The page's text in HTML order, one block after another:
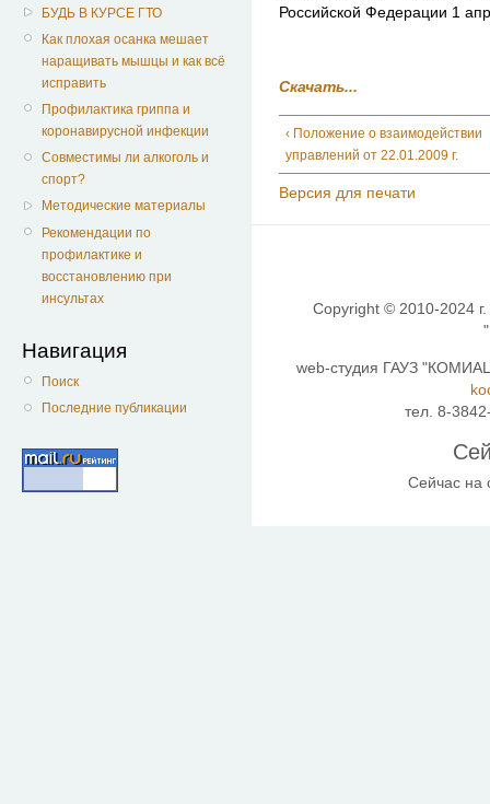
БУДЬ В КУРСЕ ГТО
Как плохая осанка мешает
наращивать мышцы и как всё
исправить
Профилактика гриппа и
коронавирусной инфекции
Совместимы ли алкоголь и
спорт?
Методические материалы
Рекомендации по
профилактике и
восстановлению при
инсультах
Навигация
Поиск
Последние публикации
Российской Федерации 1
Скачать...
‹ Положение о взаимодействии
управлений от 22.01.2009 г.
Версия для печати
Copyright © 2010-2024
web-студия ГАУЗ
тел. 8-
Сейчас на